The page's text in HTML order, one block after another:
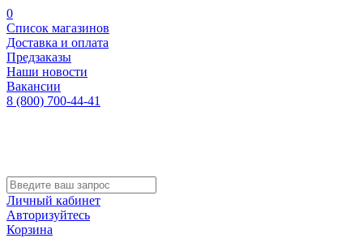
0
Список магазинов
Доставка и оплата
Предзаказы
Наши новости
Вакансии
8 (800) 700-44-41
Личный кабинет
Авторизуйтесь
Корзина